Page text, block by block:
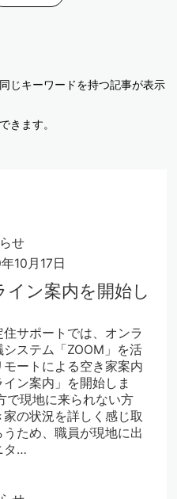
じキーワードを持つ記事が表示
きます。
せ
10月17日
イン案内を開始し
住サポートでは、オンラ
システム「ZOOM」を活
モートによる空き家案内
イン案内」を開始しま
で現地に来られない方
家の状況を詳しく感じ取
うため、職員が現地に出
タ…